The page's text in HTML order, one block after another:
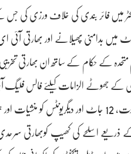
فوج نے دیوا اور باگسر سیکٹر میں فائر بندی کی
میں بدامنی پھیلانے اور بھارتی
متحدہ کے حکام کے ساتھ ان بھارتی
کے جھوٹے الزامات کیلئے فالس فلیگ
کئے جاتے رہے ہیں، سکیورٹی ذرائعبھارتی فوج نے متعدد افسران جن میں 3راجپوت،
ذریعے اسلحے کی کھیپ کوبھارتی